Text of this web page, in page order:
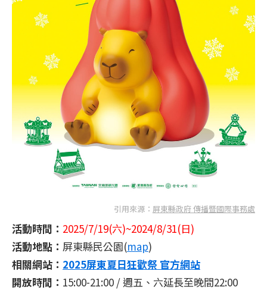
引用來源： 屏東縣政府 傳播暨國際事務處
活動時間： 2025/7/19(六)~2024/8/31(日)
活動地點： 屏東縣民公園(map)
相關網站： 2025屏東夏日狂歡祭 官方網站
開放時間： 15:00-21:00 / 週五、六延長至晚間22:00